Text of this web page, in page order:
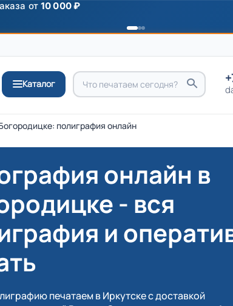
ПРИВЕТ
Каталог
полиграфия онлайн
онлайн в
- вся
и
печатаем в Иркутске с доставкой